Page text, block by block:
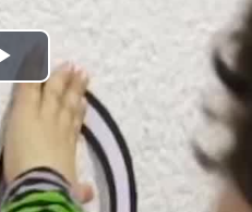
Bideoa
hasi